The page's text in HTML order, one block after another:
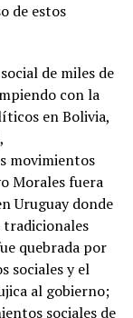
de estos
de miles de
con la
en Bolivia,
movimientos
Morales fuera
Uruguay donde
quebrada por
sociales y el
al gobierno;
sociales de